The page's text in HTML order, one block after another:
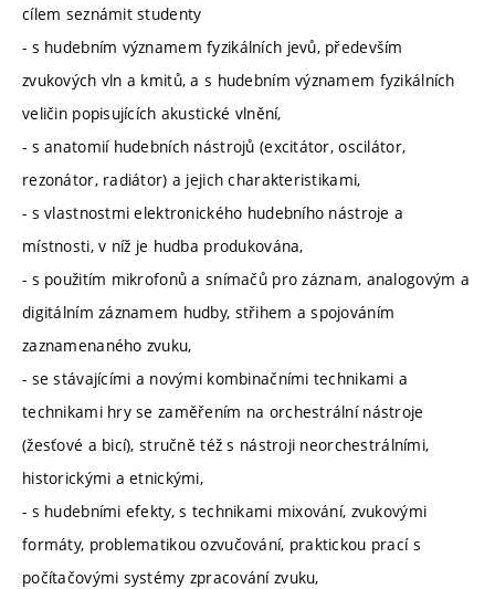
cílem seznámit studenty
- s hudebním významem fyzikálních jevů, především
zvukových vln a kmitů, a s hudebním významem fyzikálních
veličin popisujících akustické vlnění,
- s anatomií hudebních nástrojů (excitátor, oscilátor,
rezonátor, radiátor) a jejich charakteristikami,
- s vlastnostmi elektronického hudebního nástroje a
místnosti, v níž je hudba produkována,
- s použitím mikrofonů a snímačů pro záznam, analogovým a
digitálním záznamem hudby, střihem a spojováním
zaznamenaného zvuku,
- se stávajícími a novými kombinačními technikami a
technikami hry se zaměřením na orchestrální nástroje
(žesťové a bicí), stručně též s nástroji neorchestrálními,
historickými a etnickými,
- s hudebními efekty, s technikami mixování, zvukovými
formáty, problematikou ozvučování, praktickou prací s
počítačovými systémy zpracování zvuku,